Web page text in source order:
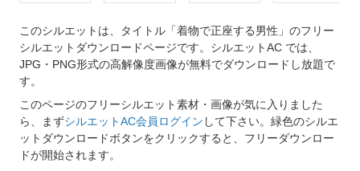
このシルエットは、タイトル「着物で正座する男性」のフリー
シルエットダウンロードページです。シルエットAC では、
JPG・PNG形式の高解像度画像が無料でダウンロードし放題で
す。
このページのフリーシルエット素材・画像が気に入りました
ら、まずシルエットAC会員ログイン して下さい。緑色のシルエ
ットダウンロードボタンをクリックすると、フリーダウンロー
ドが開始されます。